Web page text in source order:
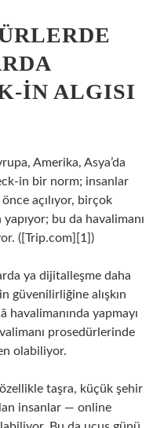
ALGISI
Amerika, Asya’da
bir norm; insanlar
açılıyor, birçok
bu da havalimanı
([Trip.com][1])
ya dijitalleşme daha
güvenilirliğine alışkın
havalimanında yapmayı
prosedürlerinde
olabiliyor.
taşra, küçük şehir
insanlar — online